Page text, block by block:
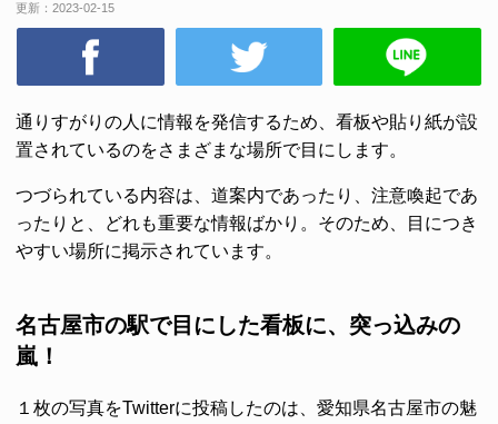
更新： 2023-02-15
通りすがりの人に情報を発信するため、看板や貼り紙が設
置されているのをさまざまな場所で目にします。
つづられている内容は、道案内であったり、注意喚起であ
ったりと、どれも重要な情報ばかり。そのため、目につき
やすい場所に掲示されています。
名古屋市の駅で目にした看板に、突っ込みの
嵐！
１枚の写真をTwitterに投稿したのは、愛知県名古屋市の魅